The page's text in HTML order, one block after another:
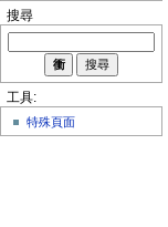
搜尋
工具:
特殊頁面